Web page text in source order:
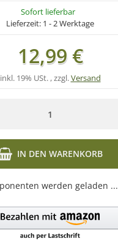
Sofort lieferbar
Lieferzeit: 1 - 2 Werktage
12,99 €
inkl. 19% USt. , zzgl.Versand
IN DEN WARENKORB
werden geladen ...